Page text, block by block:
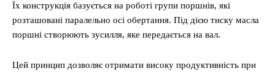
Їх конструкція базується на роботі групи поршнів, які
розташовані паралельно осі обертання. Під дією тиску масла
поршні створюють зусилля, яке передається на вал.
Цей принцип дозволяє отримати високу продуктивність при